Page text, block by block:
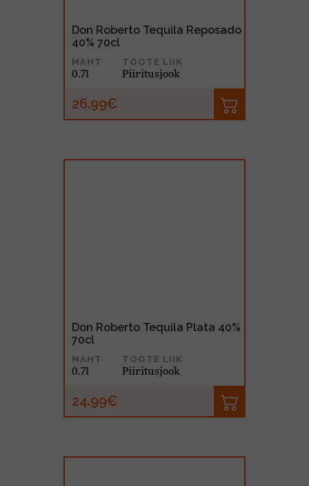
Don Roberto Tequila Reposado
40% 70cl
MAHT
0.7l
TOOTE LIIK
Piiritusjook
26.99€
Don Roberto Tequila Plata 40%
70cl
MAHT
0.7l
TOOTE LIIK
Piiritusjook
24.99€